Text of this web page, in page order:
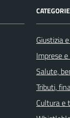
Giustizia
Imprese
Salute,
Tributi,
Cultura e